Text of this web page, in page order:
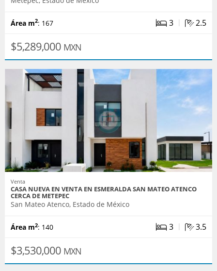
Área m2: 167 3 | 2.5
$5,289,000 MXN
Venta
CASA NUEVA EN VENTA EN ESMERALDA SAN MATEO ATENCO
CERCA DE METEPEC
San Mateo Atenco, Estado de México
Área m2: 140 3 | 3.5
$3,530,000 MXN